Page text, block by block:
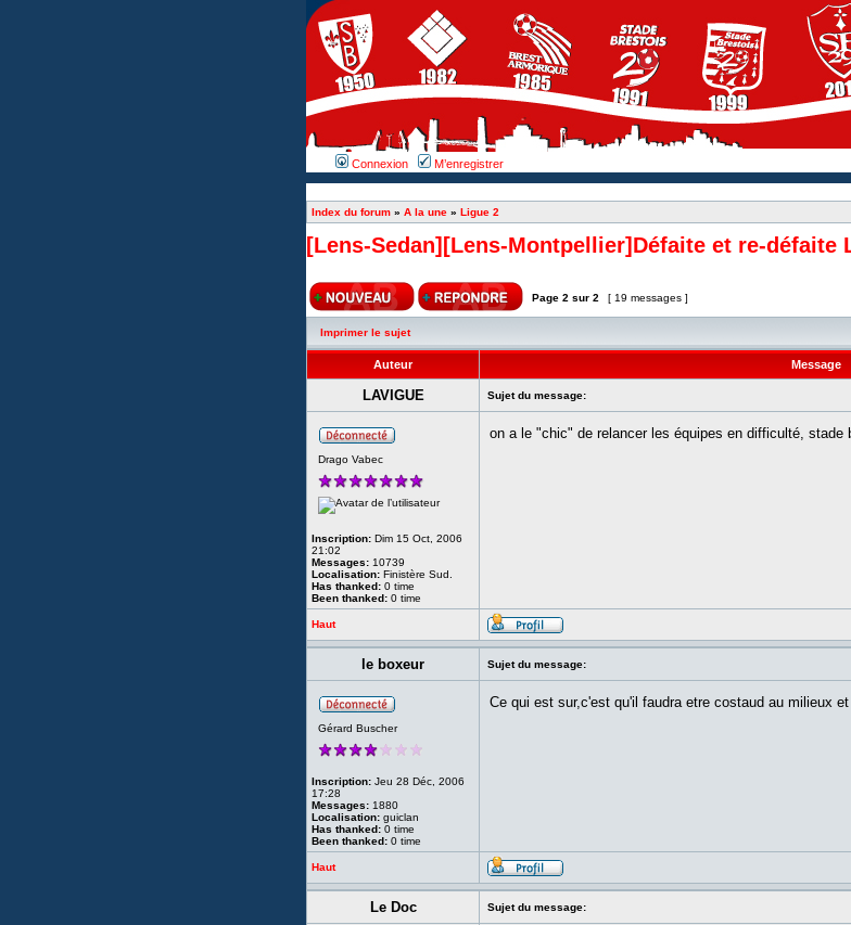
Connexion M’enregistrer
Index du forum » A la une » Ligue 2
[Lens-Sedan][Lens-Montpellier]Défaite et re-défaite
Page 2 sur 2 [ 19 messages ]
Imprimer le sujet
Auteur Message
LAVIGUE Sujet du message:
Drago Vabec
Inscription: Dim 15 Oct, 2006
21:02
Messages: 10739
Localisation: Finistère Sud.
Has thanked: 0 time
Been thanked: 0 time
on a le "chic" de relancer les équipes en difficulté, stade
Haut
le boxeur Sujet du message:
Gérard Buscher
Inscription: Jeu 28 Déc, 2006
17:28
Messages: 1880
Localisation: guiclan
Has thanked: 0 time
Been thanked: 0 time
Ce qui est sur,c'est qu'il faudra etre costaud au milieux
Haut
Le Doc Sujet du message: